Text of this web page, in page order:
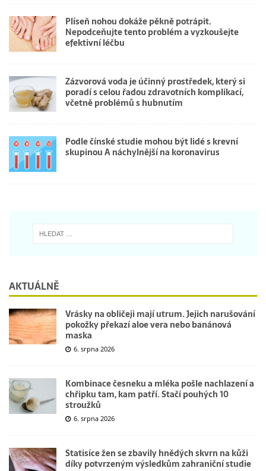
Plíseň nohou dokáže pěkně potrápit.
Nepodceňujte tento problém a vyzkoušejte
efektivní léčbu
Zázvorová voda je účinný prostředek, který si
poradí s celou řadou zdravotních komplikací,
včetně problémů s hubnutím
Podle čínské studie mohou být lidé s krevní
skupinou A náchylnější na koronavirus
AKTUÁLNĚ
Vrásky na obličeji mají utrum. Jejich narušování
pokožky překazí aloe vera nebo banánová
maska
6. srpna 2026
Kombinace česneku a mléka pošle nachlazení a
chřipku tam, kam patří. Stačí pouhých 10
stroužků
6. srpna 2026
Statisíce žen se zbavily hnědých skvrn na kůži
díky potvrzeným výsledkům zahraniční studie